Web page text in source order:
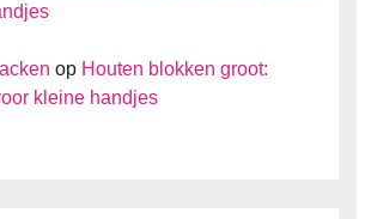
op Houten blokken groot:
kleine handjes